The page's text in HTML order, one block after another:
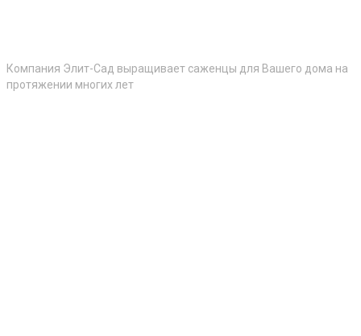
Компания Элит-Сад выращивает саженцы для Вашего дома на
протяжении многих лет